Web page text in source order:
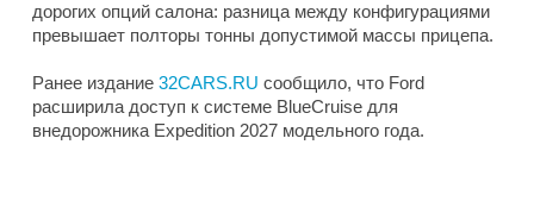
дорогих опций салона: разница между конфигурациями
превышает полторы тонны допустимой массы прицепа.
Ранее издание 32CARS.RU сообщило, что Ford
расширила доступ к системе BlueCruise для
внедорожника Expedition 2027 модельного года.